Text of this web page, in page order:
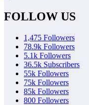
FOLLOW US
1,475 Followers
78.9k Followers
5.1k Followers
36.5k Subscribers
55k Followers
75k Followers
85k Followers
800 Followers